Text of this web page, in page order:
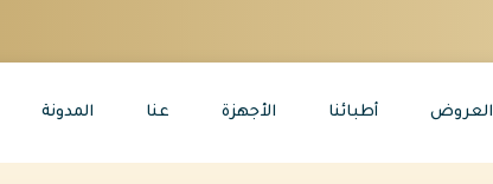
العروض أطبائنا الأجهزة عنا المدونة